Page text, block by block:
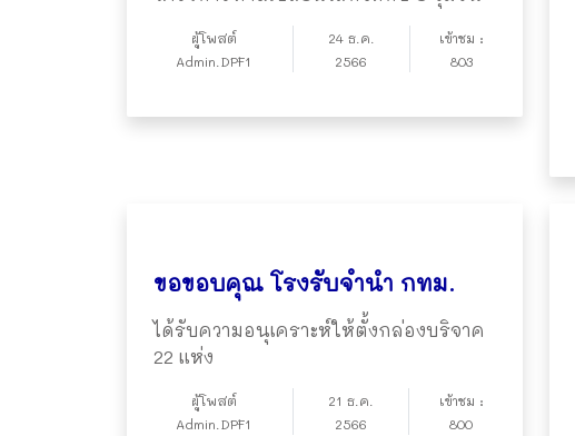
ผู้โพสต์
Admin.DPF1
24 ธ.ค.
2566
เข้าชม :
803
ขอขอบคุณ โรงรับจำนำ กทม.
ได้รับความอนุเคราะห์ให้ตั้งกล่องบริจาค
22 แห่ง
ผู้โพสต์
Admin.DPF1
21 ธ.ค.
2566
เข้าชม :
800